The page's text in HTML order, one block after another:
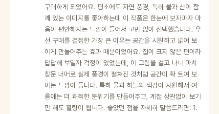
구매하게 되었어요. 평소에도 자연 풍경, 특히 물과 산이 함
께 있는 이미지를 좋아하는데 이 작품은 한눈에 보자마자 마
음이 편안해지는 느낌이 들어서 고민 없이 선택했습니다. 우
선 구매를 결정한 가장 큰 이유는 공간을 시원하고 넓어 보
이게 만들어주는 효과 때문이었어요. 집이 크지 않은 편이라
답답해 보일까 걱정이 있었는데, 이 그림을 걸고 나니 마치
창문 너머로 실제 풍경이 펼쳐진 것처럼 공간이 확 트여 보
이는 느낌이 듭니다. 특히 물과 하늘의 색감이 시원해서 여
름에는 더 쾌적한 분위기를 만들어주고, 계절 상관없이 보기
만 해도 힐링이 됩니다. 좋았던 점을 자세히 말씀드리면: 1.